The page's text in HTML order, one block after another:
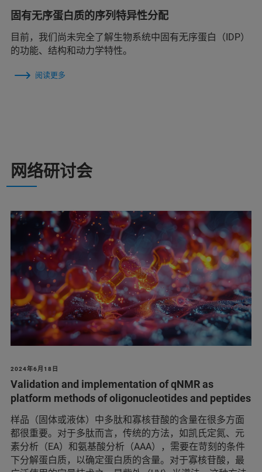
固有无序蛋白质的序列特异性分配
目前，我们尚未完全了解生物系统中固有无序蛋白（IDP）
的功能、结构和动力学特性。
阅读更多
网络研讨会
2024年6月18日
Validation and implementation of qNMR as
platform methods of oligonucleotides and peptides
样品（固体或液体）中多肽和寡核苷酸的含量在很多方面
都很重要。对于多肽而言，传统的方法，如凯氏定氮、元
素分析（EA）和氨基酸分析（AAA），需要在苛刻的条件
下分解蛋白质，以确定蛋白质的含量。对于寡核苷酸，最